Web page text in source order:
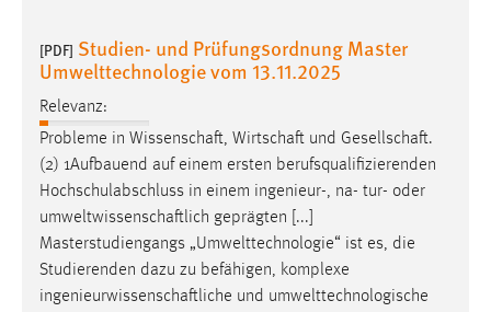
[PDF] Studien- und Prüfungsordnung Master
Umwelttechnologie vom 13.11.2025
Relevanz:
Probleme in Wissenschaft, Wirtschaft und Gesellschaft.
(2) 1Aufbauend auf einem ersten berufsqualifizierenden
Hochschulabschluss in einem ingenieur-, na- tur- oder
umweltwissenschaftlich geprägten [...]
Masterstudiengangs „Umwelttechnologie“ ist es, die
Studierenden dazu zu befähigen, komplexe
ingenieurwissenschaftliche und umwelttechnologische